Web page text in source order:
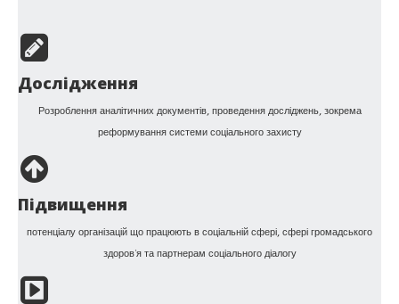
Дослідження
Розроблення аналітичних документів, проведення досліджень, зокрема
реформування системи соціального захисту
Підвищення
потенціалу організацій що працюють в соціальній сфері, сфері громадського
здоров’я та партнерам соціального діалогу